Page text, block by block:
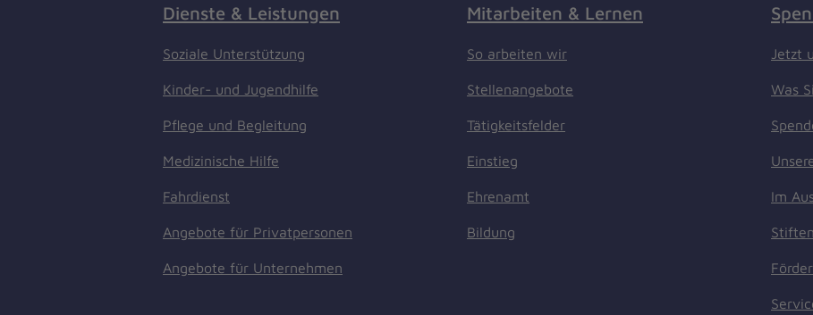
Dienste & Leistungen
Soziale Unterstützung
Kinder- und Jugendhilfe
Pflege und Begleitung
Medizinische Hilfe
Fahrdienst
Angebote für Privatpersonen
Angebote für Unternehmen
Mitarbeiten & Lernen
So arbeiten wir
Stellenangebote
Tätigkeitsfelder
Einstieg
Ehrenamt
Bildung
Jetzt
Was
Im
Stiften